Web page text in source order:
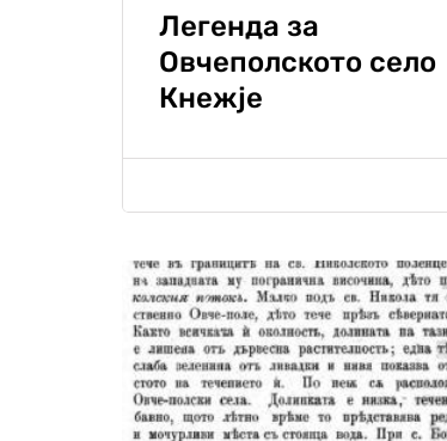
Легенда за
Овчеполското село
Кнежје